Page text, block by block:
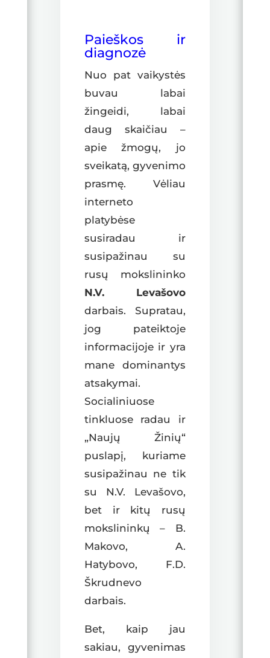
Paieškos ir
diagnozė
Nuo pat vaikystės
buvau labai
žingeidi, labai
daug skaičiau –
apie žmogų, jo
sveikatą, gyvenimo
prasmę. Vėliau
interneto
platybėse
susiradau ir
susipažinau su
rusų mokslininko
N.V. Levašovo
darbais. Supratau,
jog pateiktoje
informacijoje ir yra
mane dominantys
atsakymai.
Socialiniuose
tinkluose radau ir
„Naujų Žinių“
puslapį, kuriame
susipažinau ne tik
su N.V. Levašovo,
bet ir kitų rusų
mokslininkų – B.
Makovo, A.
Hatybovo, F.D.
Škrudnevo
darbais.
Bet, kaip jau
sakiau, gyvenimas